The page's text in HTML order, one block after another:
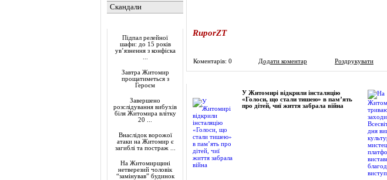
Скандали
Підпал релейної
шафи: до 15 років
ув’язнення з конфіска
Завтра Житомир
прощатиметься з
Героєм
Завершено
розслідування вибухів
біля Житомира влітку
20 ...
Внаслідок ворожої
атаки на Житомир є
загиблі та постраж ...
На Житомирщині
нетверезий чоловік
“замінував” будинок
RuporZT
Коментарів: 0 Додати коментар Роздрукувати
У Житомирі відкрили інсталяцію
«Голоси, що стали тишею» в пам’ять
про дітей, чиї життя забрала війна